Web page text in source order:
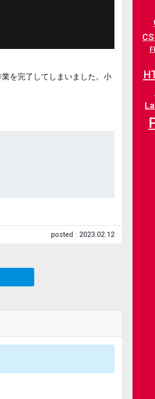
を完了してしまいました。小
posted : 2023.02.12